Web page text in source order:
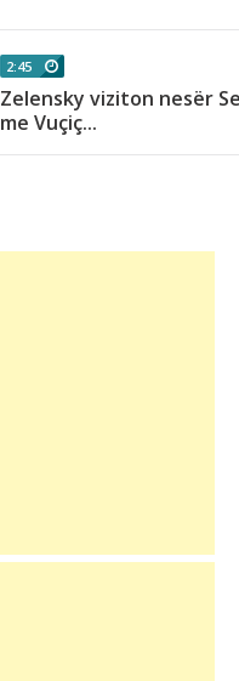
2:45
Zelensky viziton nesër
me Vuçiç...